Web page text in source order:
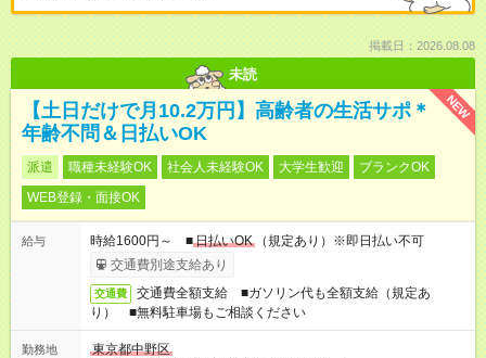
掲載日：2026.08.08
未読
NEW
【土日だけで月10.2万円】高齢者の生活サポ＊
年齢不問＆日払いOK
派遣 職種未経験OK 社会人未経験OK 大学生歓迎
ブランクOK
WEB登録・面接OK
給与 時給1600円～ ■日払いOK
（規定あり）※即日払い不可
交通費別途支給あり
交通費
交通費全額支給 ■ガソリン代も全額支給（規定あ
り） ■無料駐車場もご相談ください
勤務地
東京都中野区